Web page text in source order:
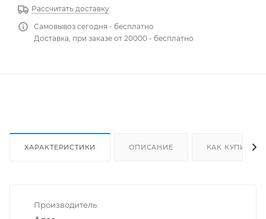
Рассчитать доставку
Самовывоз сегодня - бесплатно
Доставка, при заказе от 20000 - бесплатно
ХАРАКТЕРИСТИКИ ОПИСАНИЕ КАК КУПИТЬ
Производитель